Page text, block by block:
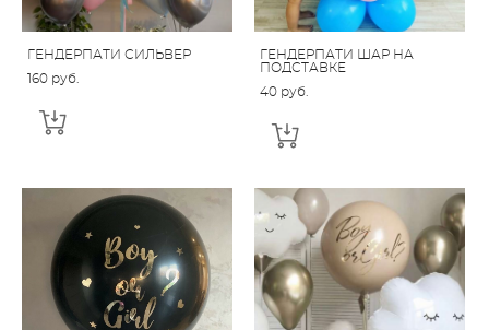
ГЕНДЕРПАТИ СИЛЬВЕР
160 pуб.
ГЕНДЕРПАТИ ШАР НА
ПОДСТАВКЕ
40 pуб.